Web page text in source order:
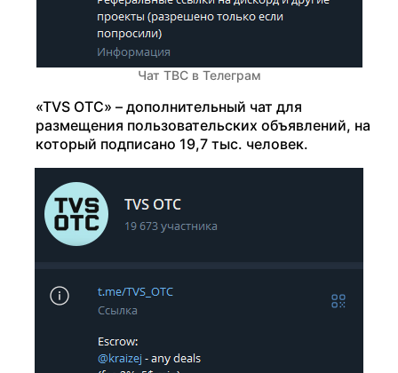
Чат ТВС в Телеграм
«TVS OTC» – дополнительный чат для
размещения пользовательских объявлений, на
который подписано 19,7 тыс. человек.